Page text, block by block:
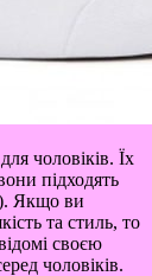
чоловіків. Їх
підходять
Якщо ви
та стиль, то
своєю
чоловіків.